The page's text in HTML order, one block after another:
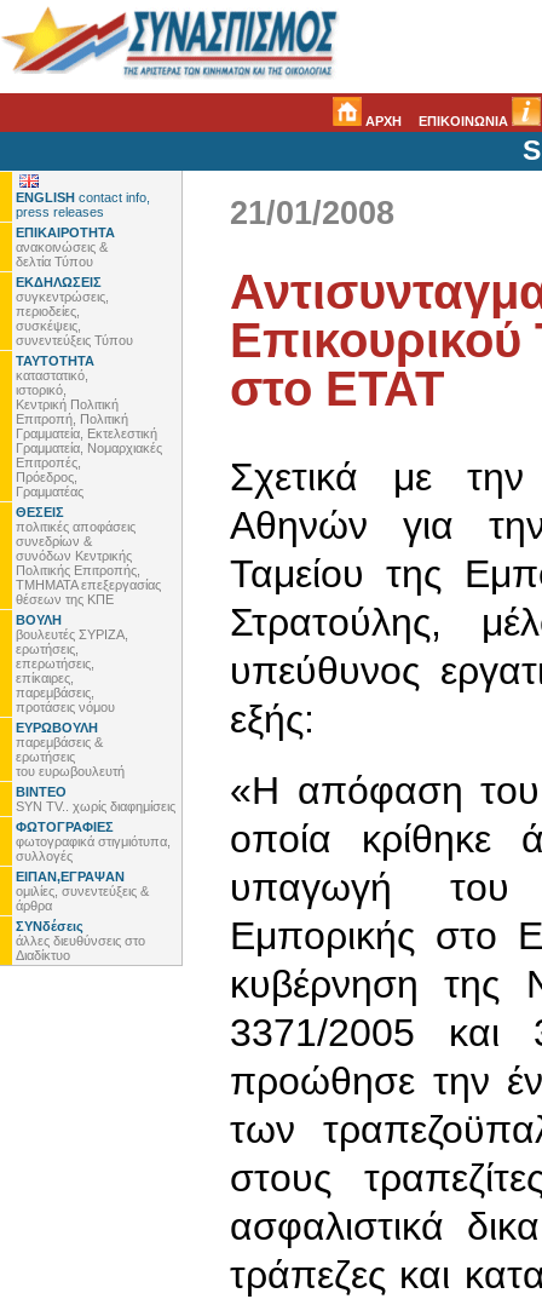
ΑΡΧΗ ΕΠΙΚΟΙΝΩΝΙΑ
ENGLISH contact info,
press releases
ΕΠΙΚΑΙΡΟΤΗΤΑ
ανακοινώσεις &
δελτία Τύπου
ΕΚΔΗΛΩΣΕΙΣ
συγκεντρώσεις,
περιοδείες,
συσκέψεις,
συνεντεύξεις Τύπου
ΤΑΥΤΟΤΗΤΑ
καταστατικό,
ιστορικό,
Κεντρική Πολιτική
Επιτροπή, Πολιτική
Γραμματεία, Εκτελεστική
Γραμματεία, Νομαρχιακές
Επιτροπές,
Πρόεδρος,
Γραμματέας
ΘΕΣΕΙΣ
πολιτικές αποφάσεις
συνεδρίων &
συνόδων Κεντρικής
Πολιτικής Επιτροπής,
ΤΜΗΜΑΤΑ επεξεργασίας
θέσεων της ΚΠΕ
ΒΟΥΛΗ
βουλευτές ΣΥΡΙΖΑ,
ερωτήσεις,
επερωτήσεις,
επίκαιρες,
παρεμβάσεις,
προτάσεις νόμου
ΕΥΡΩΒΟΥΛΗ
παρεμβάσεις &
ερωτήσεις
του ευρωβουλευτή
ΒΙΝΤΕΟ
SYN TV.. χωρίς διαφημίσεις
ΦΩΤΟΓΡΑΦΙΕΣ
φωτογραφικά στιγμιότυπα,
συλλογές
ΕΙΠΑΝ,ΕΓΡΑΨΑΝ
ομιλίες, συνεντεύξεις &
άρθρα
ΣΥΝδέσεις
άλλες διευθύνσεις στο
Διαδίκτυο
21/01/2008
Επικουρικού
στο ΕΤΑΤ
Σχετικά με
Αθηνών για
Ταμείου της
Στρατούλης,
υπεύθυνος
εξής:
«Η απόφαση του
οποία κρίθηκε
υπαγωγή του
Εμπορικής στο
κυβέρνηση της
3371/2005 και
προώθησε την
των
στους
ασφαλιστικά
τράπεζες και